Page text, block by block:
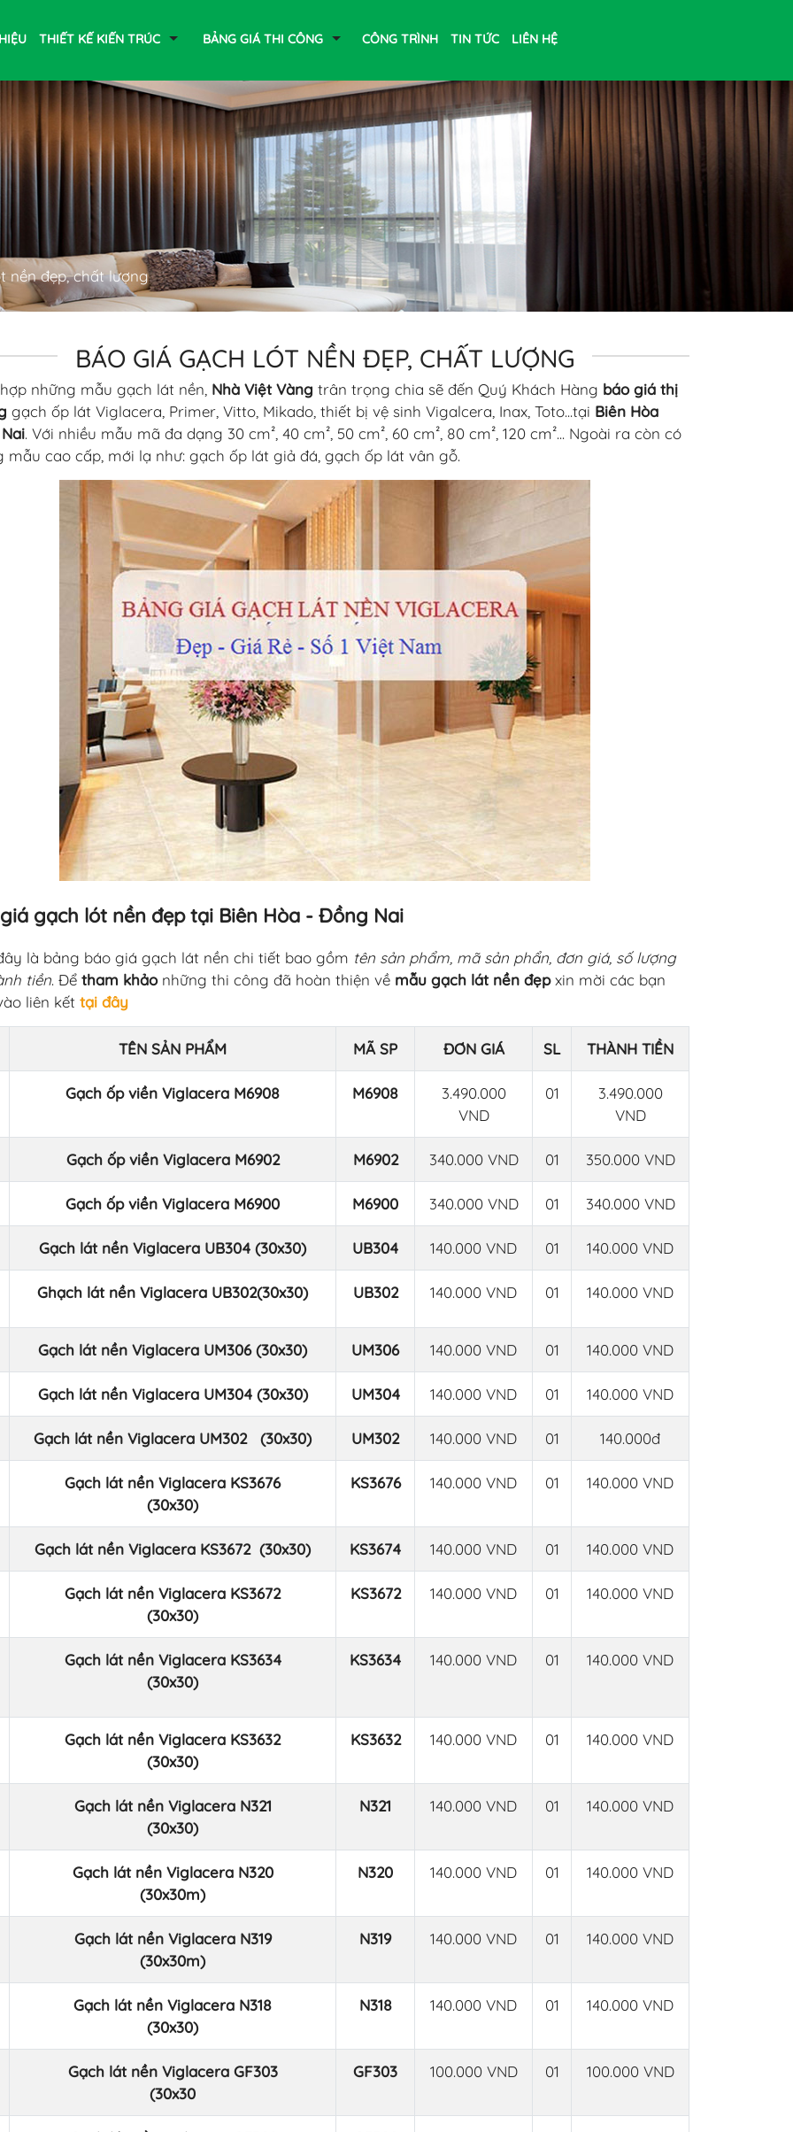
THIẾT KẾ KIẾN TRÚC BẢNG GIÁ THI CÔNG CÔNG TRÌNH TIN TỨC LIÊN HỆ
nền đẹp, chất lượng
BÁO GIÁ GẠCH LÓT NỀN ĐẸP, CHẤT LƯỢNG
những mẫu gạch lát nền, Nhà Việt Vàng trân trọng chia sẽ đến Quý Khách Hàng báo giá thị
gạch ốp lát Viglacera, Primer, Vitto, Mikado, thiết bị vệ sinh Vigalcera, Inax, Toto...tại Biên Hòa
. Với nhiều mẫu mã đa dạng 30 cm², 40 cm², 50 cm², 60 cm², 80 cm², 120 cm²... Ngoài ra còn có
mẫu cao cấp, mới lạ như: gạch ốp lát giả đá, gạch ốp lát vân gỗ.
gạch lót nền đẹp tại Biên Hòa - Đồng Nai
là bảng báo giá gạch lát nền chi tiết bao gồm tên sản phẩm, mã sản phẩn, đơn giá, số lượng
tiền. Để tham khảonhững thi công đã hoàn thiện về mẫu gạch lát nền đẹpxin mời các bạn
liên kết tại đây
TÊN SẢN PHẨM MÃ SP ĐƠN GIÁ SL THÀNH TIỀN
Gạch ốp viền Viglacera M6908 M6908
3.490.000
VND
01
3.490.000
VND
Gạch ốp viền Viglacera M6902 M6902 340.000 VND 01 350.000 VND
Gạch ốp viền Viglacera M6900 M6900 340.000 VND 01 340.000 VND
Gạch lát nền Viglacera UB304 (30x30) UB304 140.000 VND 01 140.000 VND
Ghạch lát nền Viglacera UB302(30x30) UB302 140.000 VND 01 140.000 VND
Gạch lát nền Viglacera UM306 (30x30) UM306 140.000 VND 01 140.000 VND
Gạch lát nền Viglacera UM304 (30x30) UM304 140.000 VND 01 140.000 VND
Gạch lát nền Viglacera UM302 (30x30) UM302 140.000 VND 01 140.000đ
Gạch lát nền Viglacera KS3676
(30x30)
KS3676 140.000 VND 01 140.000 VND
Gạch lát nền Viglacera KS3672 (30x30) KS3674 140.000 VND 01 140.000 VND
Gạch lát nền Viglacera KS3672
(30x30)
KS3672 140.000 VND 01 140.000 VND
Gạch lát nền Viglacera KS3634
(30x30)
KS3634 140.000 VND 01 140.000 VND
Gạch lát nền Viglacera KS3632
(30x30)
KS3632 140.000 VND 01 140.000 VND
Gạch lát nền Viglacera N321
(30x30)
N321 140.000 VND 01 140.000 VND
Gạch lát nền Viglacera N320
(30x30m)
N320 140.000 VND 01 140.000 VND
Gạch lát nền Viglacera N319
(30x30m)
N319 140.000 VND 01 140.000 VND
Gạch lát nền Viglacera N318
(30x30)
N318 140.000 VND 01 140.000 VND
Gạch lát nền Viglacera GF303
(30x30
GF303 100.000 VND 01 100.000 VND